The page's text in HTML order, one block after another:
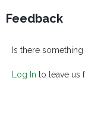
Feedback
Is there
Log In to leave us